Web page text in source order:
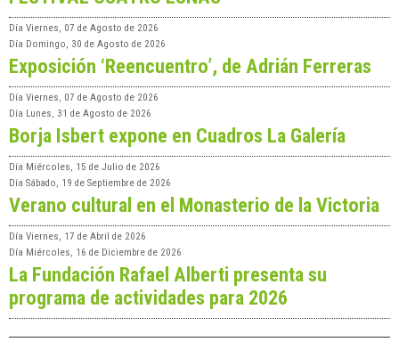
Día Viernes, 07 de Agosto de 2026
Día Domingo, 30 de Agosto de 2026
Exposición ‘Reencuentro’, de Adrián Ferreras
Día Viernes, 07 de Agosto de 2026
Día Lunes, 31 de Agosto de 2026
Borja Isbert expone en Cuadros La Galería
Día Miércoles, 15 de Julio de 2026
Día Sábado, 19 de Septiembre de 2026
Verano cultural en el Monasterio de la Victoria
Día Viernes, 17 de Abril de 2026
Día Miércoles, 16 de Diciembre de 2026
La Fundación Rafael Alberti presenta su
programa de actividades para 2026